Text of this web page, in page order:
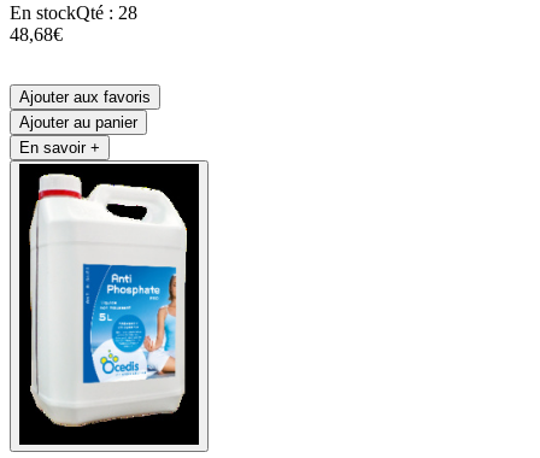
En stockQté : 28
48,68€
Ajouter aux favoris
Ajouter au panier
En savoir +